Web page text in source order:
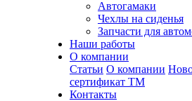
Автогамаки
Чехлы на сиденья
Запчасти для
Наши работы
О компании
Статьи О компании
сертификат ТМ
Контакты